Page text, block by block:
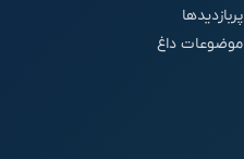
پربازدیدها
موضوعات داغ